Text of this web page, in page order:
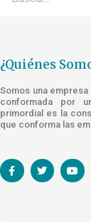
¿Quiénes
Somos una empresa
conformada por
primordial es la
que conforma las